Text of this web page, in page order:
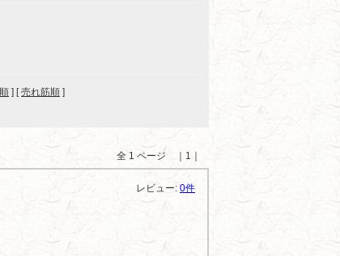
] [売れ筋順 ]
全 1 ページ ｜1｜
レビュー: 0件